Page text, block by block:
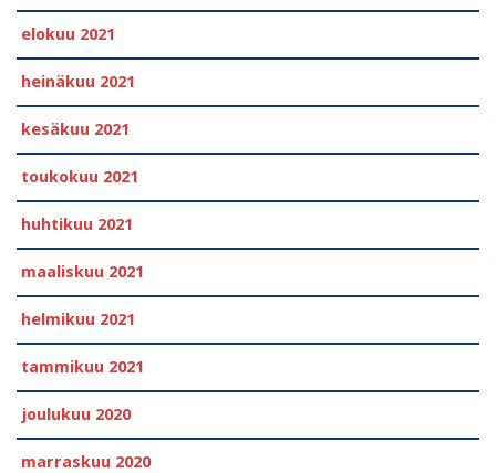
elokuu 2021
heinäkuu 2021
kesäkuu 2021
toukokuu 2021
huhtikuu 2021
maaliskuu 2021
helmikuu 2021
tammikuu 2021
joulukuu 2020
marraskuu 2020